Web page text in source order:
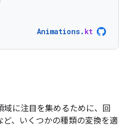
Animations. kt
に注目を集めるために、回
、いくつかの種類の変換を適